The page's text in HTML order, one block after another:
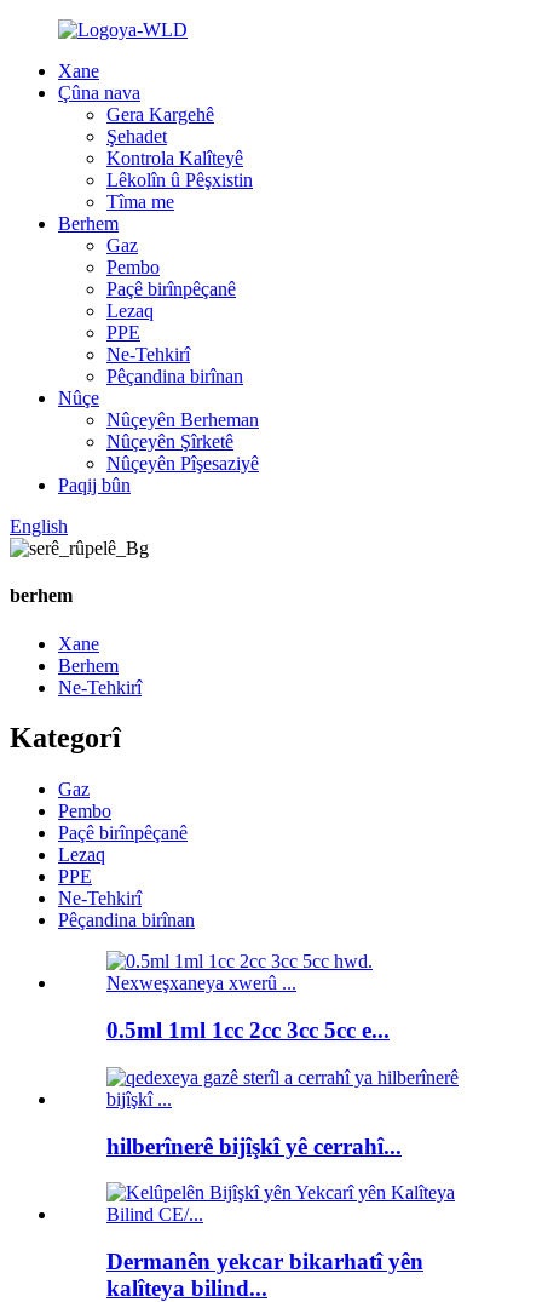
Xane
Çûna nava
Gera Kargehê
Şehadet
Kontrola Kalîteyê
Lêkolîn û Pêşxistin
Tîma me
Berhem
Gaz
Pembo
Paçê birînpêçanê
Lezaq
PPE
Ne-Tehkirî
Pêçandina birînan
Nûçe
Nûçeyên Berheman
Nûçeyên Şîrketê
Nûçeyên Pîşesaziyê
Paqij bûn
English
berhem
Xane
Berhem
Ne-Tehkirî
Kategorî
Gaz
Pembo
Paçê birînpêçanê
Lezaq
PPE
Ne-Tehkirî
Pêçandina birînan
0.5ml 1ml 1cc 2cc 3cc 5cc e...
hilberînerê bijîşkî yê cerrahî...
Dermanên yekcar bikarhatî yên
kalîteya bilind...